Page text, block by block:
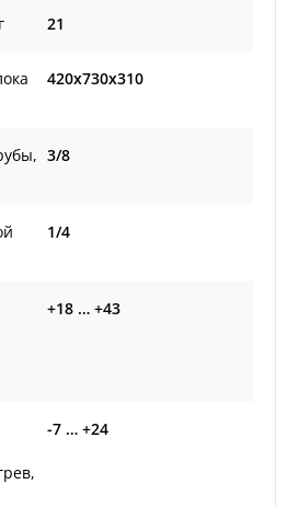
21
420x730x310
3/8
1/4
+18 … +43
-7 … +24